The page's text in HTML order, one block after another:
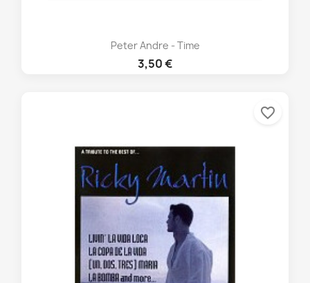
Peter Andre - Time
3,50 €
favorite_border